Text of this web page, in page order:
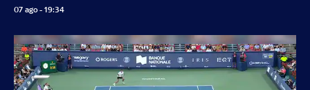
07 ago - 19:34